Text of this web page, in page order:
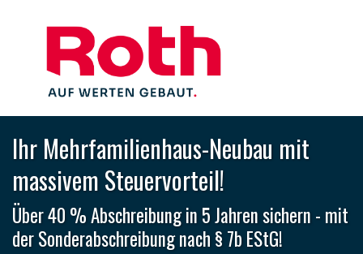
Ihr Mehrfamilienhaus-Neubau mit
massivem Steuervorteil!
Über 40 % Abschreibung in 5 Jahren sichern - mit
der Sonderabschreibung nach § 7b EStG!